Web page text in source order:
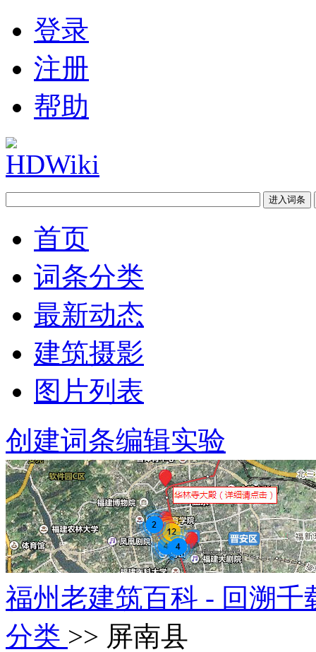
登录
注册
帮助
首页
词条分类
最新动态
建筑摄影
图片列表
创建词条编辑实验
福州老建筑百科 - 回溯
分类 >> 屏南县